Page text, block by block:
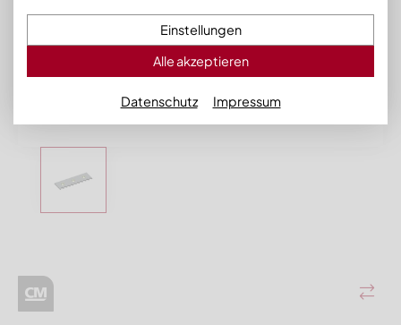
Einstellungen
Alle akzeptieren
Datenschutz Impressum